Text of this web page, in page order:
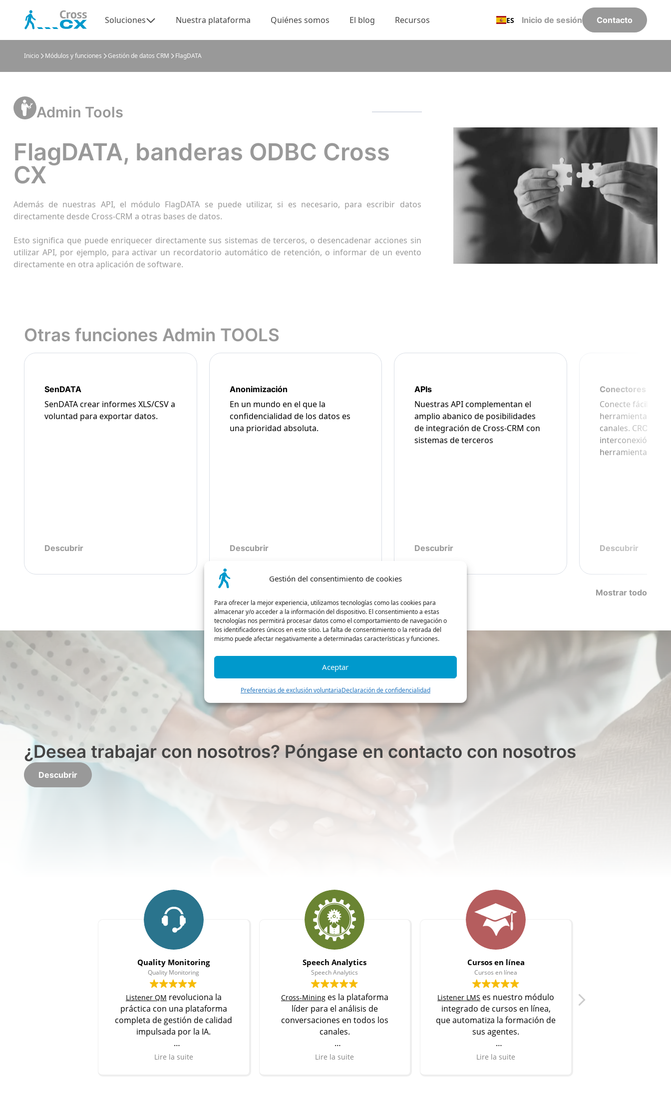
Gestión del consentimiento de cookies
Para ofrecer la mejor experiencia, utilizamos tecnologías como las cookies para
almacenar y/o acceder a la información del dispositivo. El consentimiento a estas
tecnologías nos permitirá procesar datos como el comportamiento de navegación o
los identificadores únicos en este sitio. La falta de consentimiento o la retirada del
mismo puede afectar negativamente a determinadas características y funciones.
Aceptar
Preferencias de exclusión voluntariaDeclaración de confidencialidad
Soluciones Nuestra plataforma Quiénes somos El blog Recursos ES Inicio de sesión Contacto
Inicio Módulos y funciones Gestión de datos CRM FlagDATA
Admin Tools
FlagDATA, banderas ODBC Cross
CX
Además de nuestras API, el módulo FlagDATA se puede utilizar, si es necesario, para escribir datos
directamente desde Cross-CRM a otras bases de datos.
Esto significa que puede enriquecer directamente sus sistemas de terceros, o desencadenar acciones sin
utilizar API, por ejemplo, para activar un recordatorio automático de retención, o informar de un evento
directamente en otra aplicación de software.
Otras funciones Admin TOOLS
SenDATA
SenDATA crear informes XLS/CSV a
voluntad para exportar datos.
Descubrir
Anonimización
En un mundo en el que la
confidencialidad de los datos es
una prioridad absoluta.
Descubrir
APIs
Nuestras API complementan el
amplio abanico de posibilidades
de integración de Cross-CRM con
sistemas de terceros
Descubrir
Conectores
Conecte
herramientas
canales. CROSS-
interconexión
herramientas.
Descubrir
Mostrar todo
¿Desea trabajar con nosotros? Póngase en contacto con nosotros
Descubrir
Quality Monitoring
Quality Monitoring
Listener QM revoluciona la
práctica con una plataforma
completa de gestión de calidad
impulsada por la IA.
Descubrir
Lire la suite
Speech Analytics
Speech Analytics
Cross-Mininges la plataforma
líder para el análisis de
conversaciones en todos los
canales.
Descubrir
Lire la suite
Cursos en línea
Cursos en línea
Listener LMS es nuestro módulo
integrado de cursos en línea,
que automatiza la formación de
sus agentes.
Descubrir
Lire la suite